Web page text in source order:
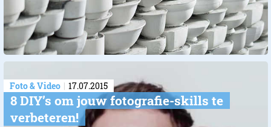
Foto & Video 17.07.2015
8 DIY’s om jouw fotografie-skills te
verbeteren!